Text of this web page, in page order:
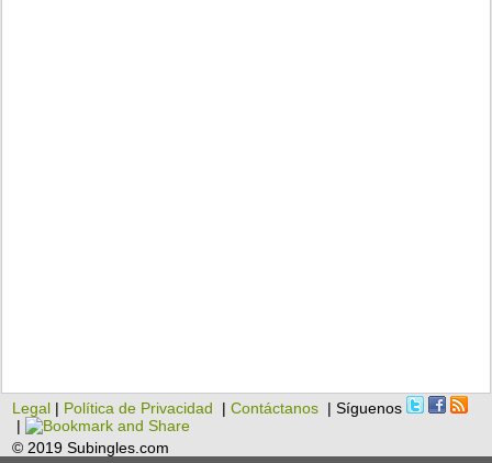
Legal | Política de Privacidad |Contáctanos | Síguenos
|
© 2019 Subingles.com